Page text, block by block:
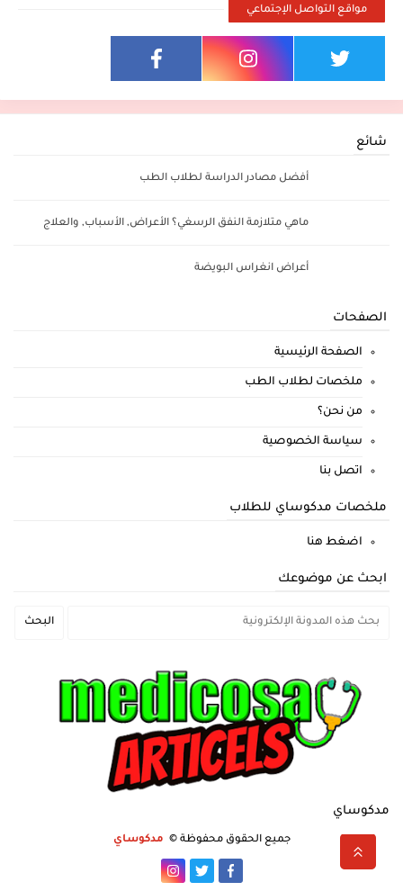
مواقع التواصل الإجتماعي
شائع
أفضل مصادر الدراسة لطلاب الطب
ماهي متلازمة النفق الرسغي؟ الأعراض, الأسباب, والعلاج
أعراض انغراس البويضة
الصفحات
الصفحة الرئيسية
ملخصات لطلاب الطب
من نحن؟
سياسة الخصوصية
اتصل بنا
ملخصات مدكوساي للطلاب
اضغط هنا
ابحث عن موضوعك
مدكوساي
جميع الحقوق محفوظة © مدكوساي